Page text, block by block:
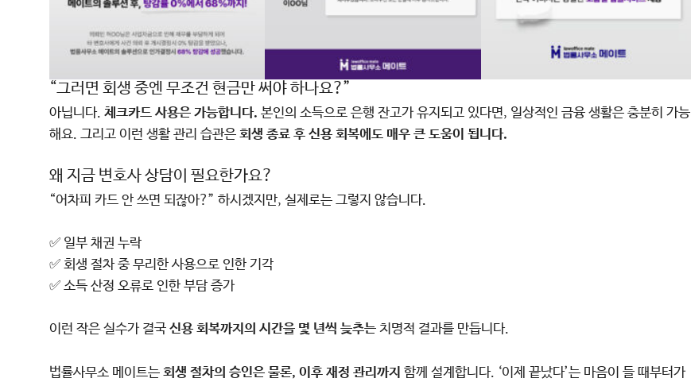
“그러면 회생 중엔 무조건 현금만 써야 하나요?”
아닙니다. 체크카드 사용은 가능합니다. 본인의 소득으로 은행 잔고가 유지되고 있다면, 일상적인 금융 생활은 충분히 가능
해요. 그리고 이런 생활 관리 습관은 회생 종료 후 신용 회복에도 매우 큰 도움이 됩니다.
왜 지금 변호사 상담이 필요한가요?
“어차피 카드 안 쓰면 되잖아?” 하시겠지만, 실제로는 그렇지 않습니다.
✅ 일부 채권 누락
✅ 회생 절차 중 무리한 사용으로 인한 기각
✅ 소득 산정 오류로 인한 부담 증가
이런 작은 실수가 결국 신용 회복까지의 시간을 몇 년씩 늦추는 치명적 결과를 만듭니다.
법률사무소 메이트는 회생 절차의 승인은 물론, 이후 재정 관리까지 함께 설계합니다. ‘이제 끝났다’는 마음이 들 때부터가